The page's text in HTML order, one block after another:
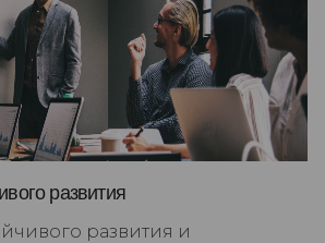
развития
развития и